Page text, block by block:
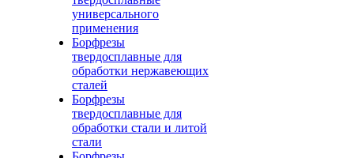
универсального
применения
Борфрезы
твердосплавные для
обработки нержавеющих
сталей
Борфрезы
твердосплавные для
обработки стали и литой
стали